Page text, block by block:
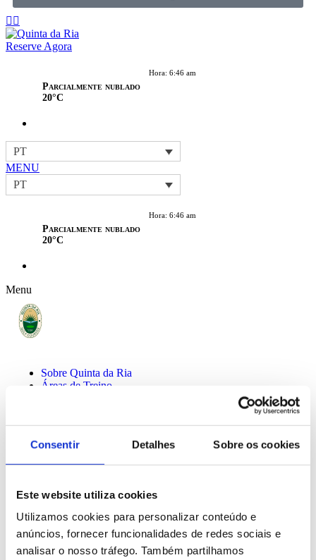
Consentir Detalhes Sobre os cookies
Este website utiliza cookies
Utilizamos cookies para personalizar conteúdo e
anúncios, fornecer funcionalidades de redes sociais e
analisar o nosso tráfego. Também partilhamos
Reserve Agora
Hora: 6:46 am
Parcialmente nublado
20°C
PT
MENU
PT
Hora: 6:46 am
Parcialmente nublado
20°C
Menu
Sobre Quinta da Ria
Áreas de Treino
Ofertas Especiais
Sobre Quinta da Ria
Ofertas Especiais
Membros